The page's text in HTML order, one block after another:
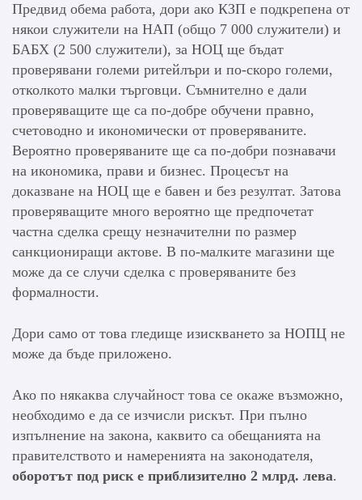
Предвид обема работа, дори ако КЗП е подкрепена от
някои служители на НАП (общо 7 000 служители) и
БАБХ (2 500 служители), за НОЦ ще бъдат
проверявани големи ритейлъри и по-скоро големи,
отколкото малки търговци. Съмнително е дали
проверяващите ще са по-добре обучени правно,
счетоводно и икономически от проверяваните.
Вероятно проверяваните ще са по-добри познавачи
на икономика, прави и бизнес. Процесът на
доказване на НОЦ ще е бавен и без резултат. Затова
проверяващите много вероятно ще предпочетат
частна сделка срещу незначителни по размер
санкциониращи актове. В по-малките магазини ще
може да се случи сделка с проверяваните без
формалности.
Дори само от това гледище изискването за НОПЦ не
може да бъде приложено.
Ако по някаква случайност това се окаже възможно,
необходимо е да се изчисли рискът. При пълно
изпълнение на закона, каквито са обещанията на
правителството и намеренията на законодателя,
оборотът под риск е приблизително 2 млрд. лева.